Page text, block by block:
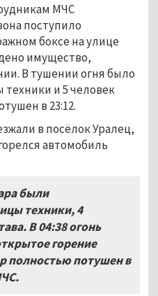
МЧС
поступило
боксе на улице
имущество,
В тушении огня было
техники и 5 человек
в 23:12.
в посёлок Уралец,
автомобиль
были
техники, 4
В 04:38 огонь
горение
полностью потушен в